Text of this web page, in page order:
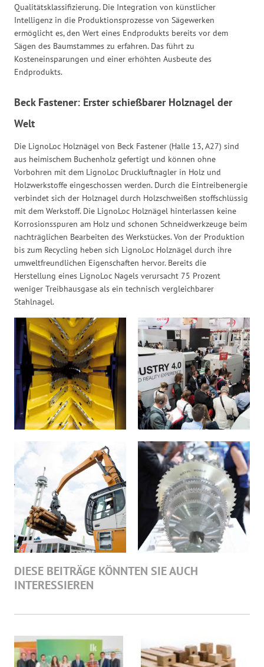
Qualitätsklassifizierung. Die Integration von künstlicher
Intelligenz in die Produktionsprozesse von Sägewerken
ermöglicht es, den Wert eines Endprodukts bereits vor dem
Sägen des Baumstammes zu erfahren. Das führt zu
Kosteneinsparungen und einer erhöhten Ausbeute des
Endprodukts.
Beck Fastener: Erster schießbarer Holznagel der
Welt
Die LignoLoc Holznägel von Beck Fastener (Halle 13, A27) sind
aus heimischem Buchenholz gefertigt und können ohne
Vorbohren mit dem LignoLoc Druckluftnagler in Holz und
Holzwerkstoffe eingeschossen werden. Durch die Eintreibenergie
verbindet sich der Holznagel durch Holzschweißen stoffschlüssig
mit dem Werkstoff. Die LignoLoc Holznägel hinterlassen keine
Korrosionsspuren am Holz und schonen Schneidwerkzeuge beim
nachträglichen Bearbeiten des Werkstückes. Von der Produktion
bis zum Recycling heben sich LignoLoc Holznägel durch ihre
umweltfreundlichen Eigenschaften hervor. Bereits die
Herstellung eines LignoLoc Nagels verursacht 75 Prozent
weniger Treibhausgase als ein technisch vergleichbarer
Stahlnagel.
DIESE BEITRÄGE KÖNNTEN SIE AUCH
INTERESSIEREN